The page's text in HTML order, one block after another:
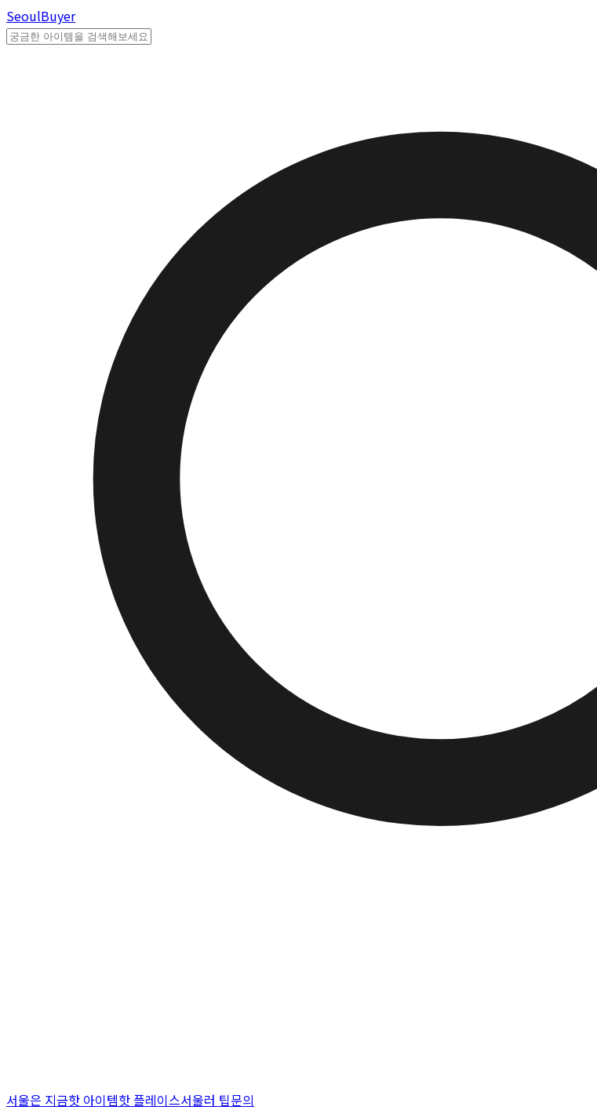
SeoulBuyer
서울은 지금핫 아이템핫 플레이스서울러 팁문의